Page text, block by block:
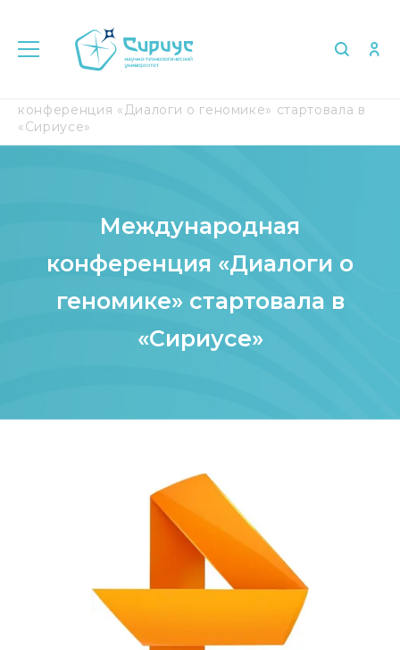
конференция «Диалоги о геномике» стартовала в
«Сириусе»
Международная
конференция «Диалоги о
геномике» стартовала в
«Сириусе»